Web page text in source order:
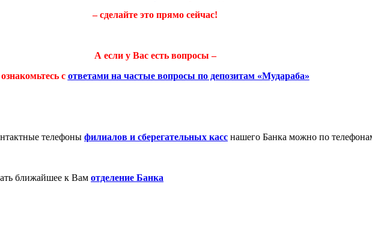
– сделайте это прямо сейчас!
А если у Вас есть вопросы –
ознакомьтесь с ответами на частые вопросы по депозитам «Мудараба»
телефоны филиалов и сберегательных касс нашего Банка можно по
ближайшее к Вам отделение Банка